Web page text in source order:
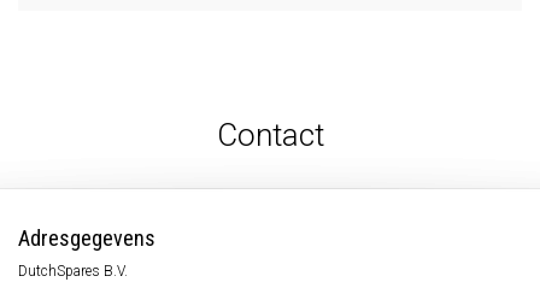
Contact
Adresgegevens
DutchSpares B.V.